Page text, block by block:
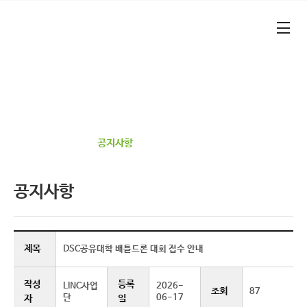
공지사항
공지사항
제목 DSC공유대학 배틀드론 대회 접수 안내
작성
자
LINC사업
단
등록
일
2026-
06-17
조회 87